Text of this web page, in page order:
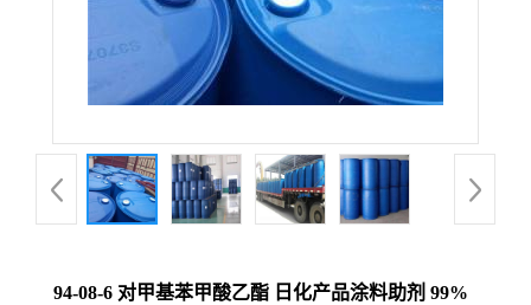
94-08-6 对甲基苯甲酸乙酯 日化产品涂料助剂 99%